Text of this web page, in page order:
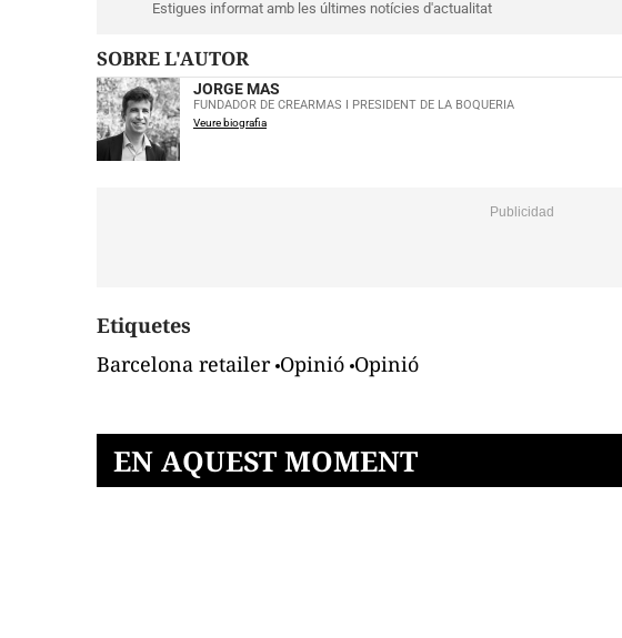
Estigues informat amb les últimes notícies d'actualitat
SOBRE L'AUTOR
JORGE MAS
FUNDADOR DE CREARMAS I PRESIDENT DE LA BOQUERIA
Veure biografia
Etiquetes
Barcelona retailer Opinió Opinió
EN AQUEST MOMENT